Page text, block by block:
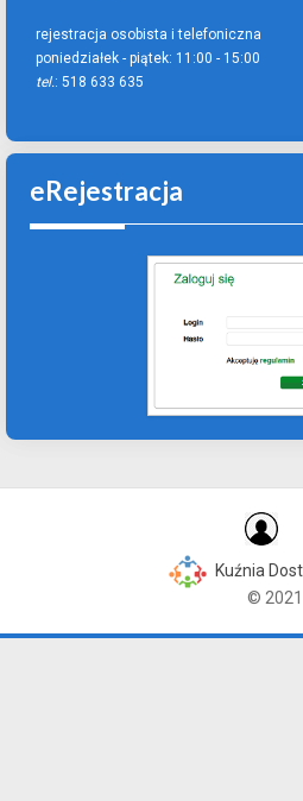
rejestracja osobista i telefoniczna
poniedziałek - piątek: 11:00 - 15:00
tel.: 518 633 635
eRejestracja
Kuźnia
© 2021